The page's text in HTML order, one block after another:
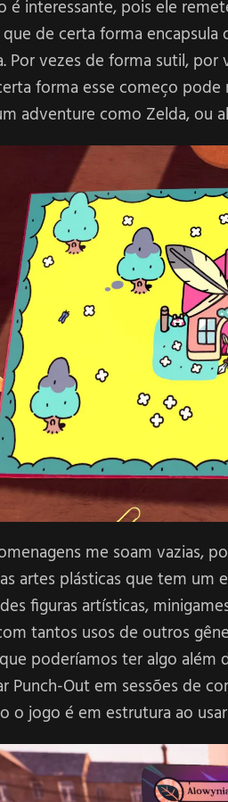
é interessante, pois ele
de certa forma
Por vezes de forma sutil,
forma esse começo
adventure como Zelda, ou
me soam vazias,
artes plásticas que tem
figuras artísticas,
tantos usos de outros
poderíamos ter algo
Punch-Out em sessões de
o jogo é em estrutura ao